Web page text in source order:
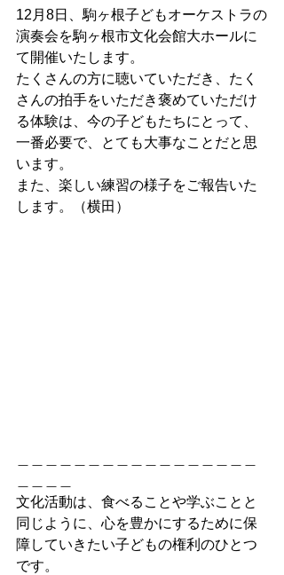
12月8日、駒ヶ根子どもオーケストラの
演奏会を駒ヶ根市文化会館大ホールに
て開催いたします。
たくさんの方に聴いていただき、たく
さんの拍手をいただき褒めていただけ
る体験は、今の子どもたちにとって、
一番必要で、とても大事なことだと思
います。
また、楽しい練習の様子をご報告いた
します。（横田）
文化活動は、食べることや学ぶことと
同じように、心を豊かにするために保
障していきたい子どもの権利のひとつ
です。